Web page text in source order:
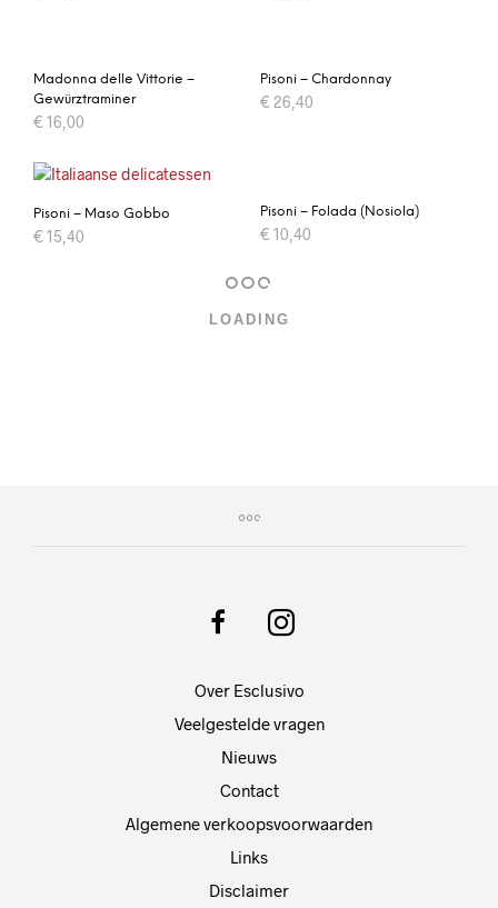
Madonna delle Vittorie –
Gewürztraminer
€ 16,00
Pisoni – Chardonnay
€ 26,40
Pisoni – Maso Gobbo
€ 15,40
Pisoni – Folada (Nosiola)
€ 10,40
LOADING
Over Esclusivo
Veelgestelde vragen
Nieuws
Contact
Algemene verkoopsvoorwaarden
Links
Disclaimer